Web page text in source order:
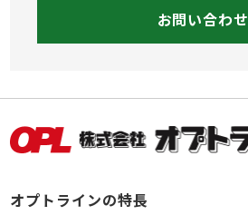
お問い合わせ
オプトラインの特長